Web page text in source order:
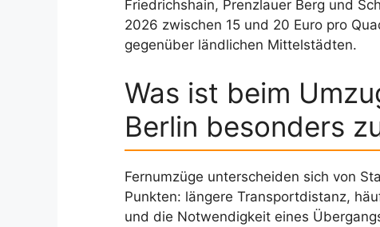
Friedrichshain, Prenzlauer Berg und
2026 zwischen 15 und 20 Euro pro
gegenüber ländlichen Mittelstädten.
Was ist beim
Berlin besonders
Fernumzüge unterscheiden sich von
Punkten: längere Transportdistanz,
und die Notwendigkeit eines